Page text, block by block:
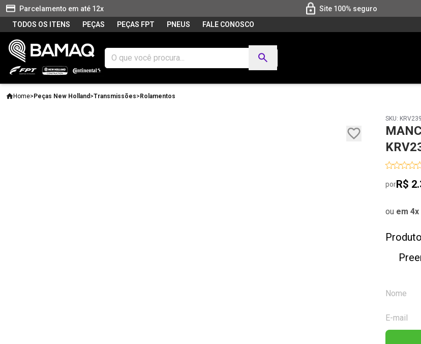
Parcelamento em até 12x Site 100% seguro
TODOS OS ITENS
PEÇAS PEÇAS FPT PNEUS FALE CONOSCO
Home> Peças New Holland >Transmissões> Rolamentos
SKU:
porR$
ou em